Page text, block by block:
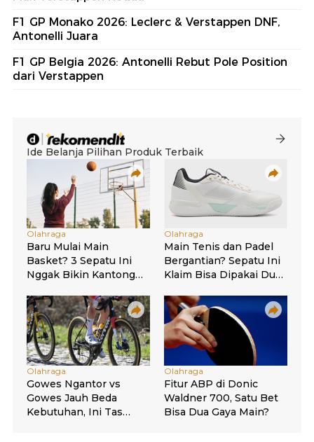
F1 GP Monako 2026: Leclerc & Verstappen DNF,
Antonelli Juara
F1 GP Belgia 2026: Antonelli Rebut Pole Position
dari Verstappen